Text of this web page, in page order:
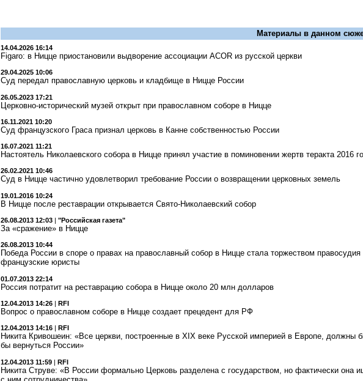
Материалы в данном
14.04.2026 16:14
Figaro: в Ницце приостановили выдворение ассоциации ACOR из русской церкви
29.04.2025 10:06
Суд передал православную церковь и кладбище в Ницце России
26.05.2023 17:21
Церковно-исторический музей открыт при православном соборе в Ницце
16.11.2021 10:20
Суд французского Граса признал церковь в Канне собственностью России
16.07.2021 11:21
Настоятель Николаевского собора в Ницце принял участие в поминовении жертв теракта 2016
26.02.2021 10:46
Суд в Ницце частично удовлетворил требование России о возвращении церковных земель
19.01.2016 10:24
В Ницце после реставрации открывается Свято-Николаевский собор
26.08.2013 12:03 | "Российская газета"
За «сражение» в Ницце
26.08.2013 10:44
Победа России в споре о правах на православный собор в Ницце стала торжеством правосудия
французские юристы
01.07.2013 22:14
Россия потратит на реставрацию собора в Ницце около 20 млн долларов
12.04.2013 14:26 | RFI
Вопрос о православном соборе в Ницце создает прецедент для РФ
12.04.2013 14:16 RFI
Никита Кривошеин: «Все церкви, построенные в XIX веке Русской империей в Европе, должны
бы вернуться России»
12.04.2013 11:59 | RFI
Никита Струве: «В России формально Церковь разделена с государством, но фактически она